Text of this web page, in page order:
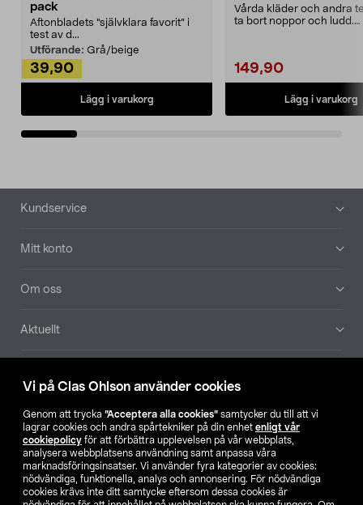
Vi på Clas Ohlson använder cookies
Genom att trycka ”Acceptera alla cookies” samtycker du till att vi
lagrar cookies och andra spårtekniker på din enhet enligt vår
cookiepolicy för att förbättra upplevelsen på vår webbplats,
analysera webbplatsens användning samt anpassa våra
marknadsföringsinsatser. Vi använder fyra kategorier av cookies:
nödvändiga, funktionella, analys och annonsering. För nödvändiga
cookies krävs inte ditt samtycke eftersom dessa cookies är
pack
Aftonbladets "självklara favorit” i
test av d...
Utförande: Grå/beige
39,90
Lägg i varukorg
Vårda kläder och andra
ta bort noppor och ludd.
149,90
Lägg i varukorg
Sidfot
Kundservice
Mitt konto
Om oss
Aktuellt
Hitta butik
SE NO FI